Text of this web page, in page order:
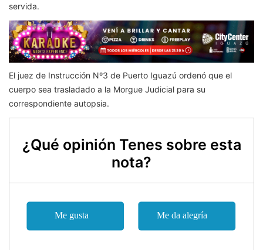
servida.
El juez de Instrucción Nº3 de Puerto Iguazú ordenó que el
cuerpo sea trasladado a la Morgue Judicial para su
correspondiente autopsia.
¿Qué opinión Tenes sobre esta
nota?